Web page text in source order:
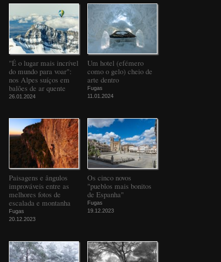
"É o lugar mais incrível
do mundo para voar":
nos Alpes suíços em
balões de ar quente
26.01.2024
Um hotel (efémero
como o gelo) cheio de
arte dentro
Fugas
11.01.2024
Paisagens e ângulos
improváveis entre as
melhores fotos de
escalada e montanha
Fugas
20.12.2023
Os cinco novos
"pueblos mais bonitos
de Espanha"
Fugas
19.12.2023